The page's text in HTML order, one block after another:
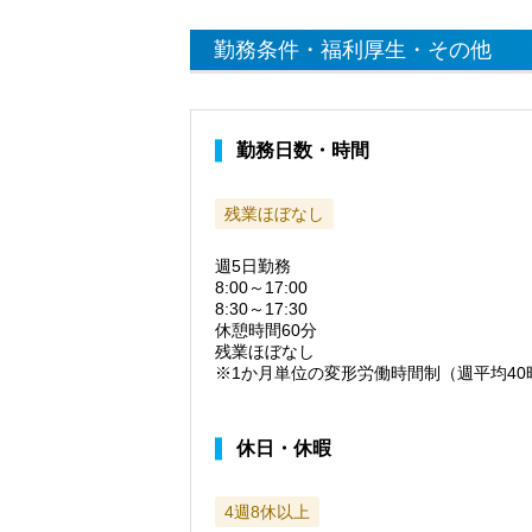
勤務条件・福利厚生・その他
勤務日数・時間
残業ほぼなし
週5日勤務
8:00～17:00
8:30～17:30
休憩時間60分
残業ほぼなし
※1か月単位の変形労働時間制（週平均40
休日・休暇
4週8休以上